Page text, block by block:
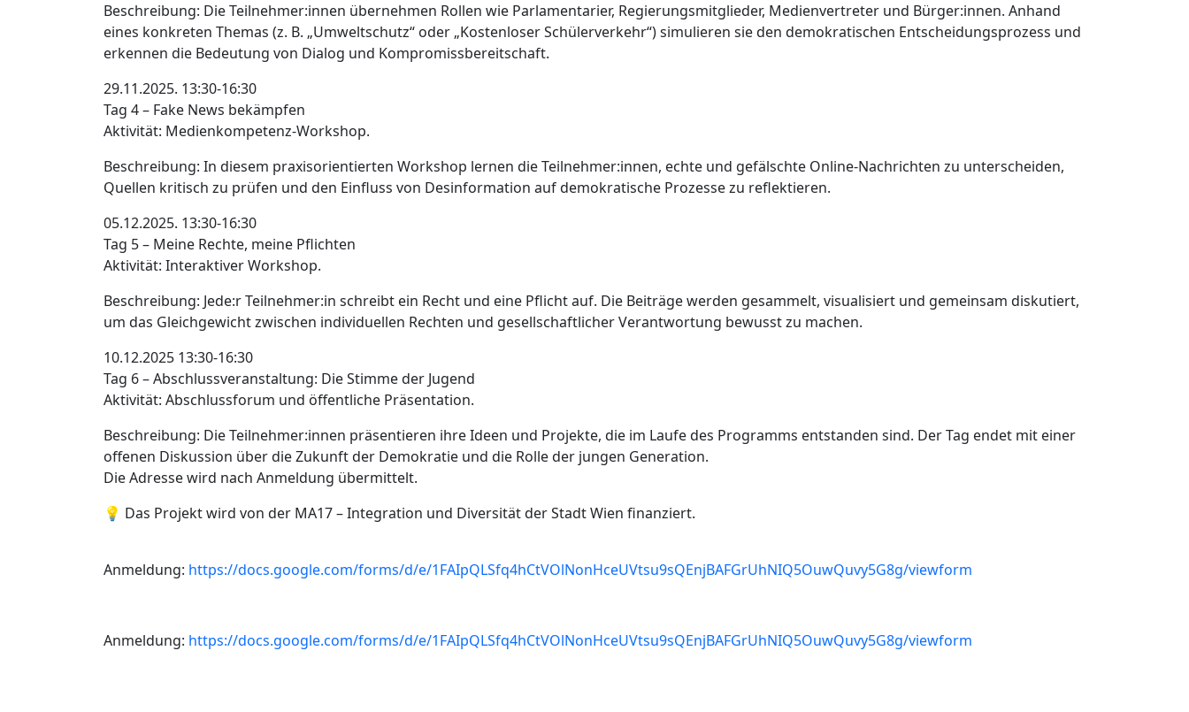
Beschreibung: Die Teilnehmer:innen übernehmen Rollen wie Parlamentarier, Regierungsmitglieder, Medienvertreter und Bürger:innen. Anhand
eines konkreten Themas (z. B. „Umweltschutz“ oder „Kostenloser Schülerverkehr“) simulieren sie den demokratischen Entscheidungsprozess und
erkennen die Bedeutung von Dialog und Kompromissbereitschaft.
29.11.2025. 13:30-16:30
Tag 4 – Fake News bekämpfen
Aktivität: Medienkompetenz-Workshop.
Beschreibung: In diesem praxisorientierten Workshop lernen die Teilnehmer:innen, echte und gefälschte Online-Nachrichten zu unterscheiden,
Quellen kritisch zu prüfen und den Einfluss von Desinformation auf demokratische Prozesse zu reflektieren.
05.12.2025. 13:30-16:30
Tag 5 – Meine Rechte, meine Pflichten
Aktivität: Interaktiver Workshop.
Beschreibung: Jede:r Teilnehmer:in schreibt ein Recht und eine Pflicht auf. Die Beiträge werden gesammelt, visualisiert und gemeinsam diskutiert,
um das Gleichgewicht zwischen individuellen Rechten und gesellschaftlicher Verantwortung bewusst zu machen.
10.12.2025 13:30-16:30
Tag 6 – Abschlussveranstaltung: Die Stimme der Jugend
Aktivität: Abschlussforum und öffentliche Präsentation.
Beschreibung: Die Teilnehmer:innen präsentieren ihre Ideen und Projekte, die im Laufe des Programms entstanden sind. Der Tag endet mit einer
offenen Diskussion über die Zukunft der Demokratie und die Rolle der jungen Generation.
Die Adresse wird nach Anmeldung übermittelt.
💡 Das Projekt wird von der MA17 – Integration und Diversität der Stadt Wien finanziert.
Anmeldung: https://docs.google.com/forms/d/e/1FAIpQLSfq4hCtVOlNonHceUVtsu9sQEnjBAFGrUhNIQ5OuwQuvy5G8g/viewform
Anmeldung: https://docs.google.com/forms/d/e/1FAIpQLSfq4hCtVOlNonHceUVtsu9sQEnjBAFGrUhNIQ5OuwQuvy5G8g/viewform